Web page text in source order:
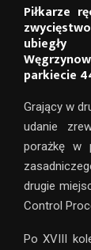
Piłkarze
parkiecie
Grający w
udanie
porażkę w
drugie
Control
Po XVIII